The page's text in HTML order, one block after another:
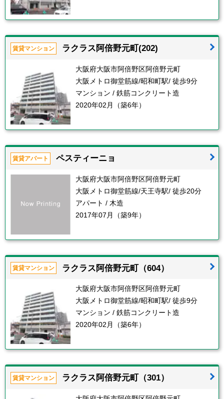
賃貸マンション ラクラス阿倍野元町(202)
大阪府大阪市阿倍野区阿倍野元町
大阪メトロ御堂筋線/昭和町駅/ 徒歩9分
マンション / 鉄筋コンクリート造
2020年02月（築6年）
賃貸アパート ペスティーニョ
大阪府大阪市阿倍野区阿倍野元町
大阪メトロ御堂筋線/天王寺駅/ 徒歩20分
アパート / 木造
2017年07月（築9年）
賃貸マンション ラクラス阿倍野元町（604）
大阪府大阪市阿倍野区阿倍野元町
大阪メトロ御堂筋線/昭和町駅/ 徒歩9分
マンション / 鉄筋コンクリート造
2020年02月（築6年）
賃貸マンション ラクラス阿倍野元町（301）